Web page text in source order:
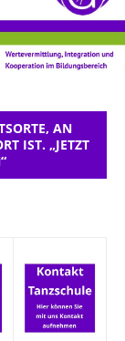
AN
IST. „JETZT